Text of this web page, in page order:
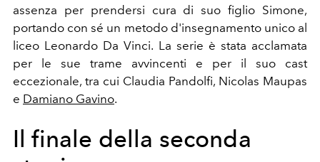
assenza per prendersi cura di suo figlio Simone,
portando con sé un metodo d'insegnamento unico al
liceo Leonardo Da Vinci. La serie è stata acclamata
per le sue trame avvincenti e per il suo cast
eccezionale, tra cui Claudia Pandolfi, Nicolas Maupas
e Damiano Gavino.
Il finale della seconda